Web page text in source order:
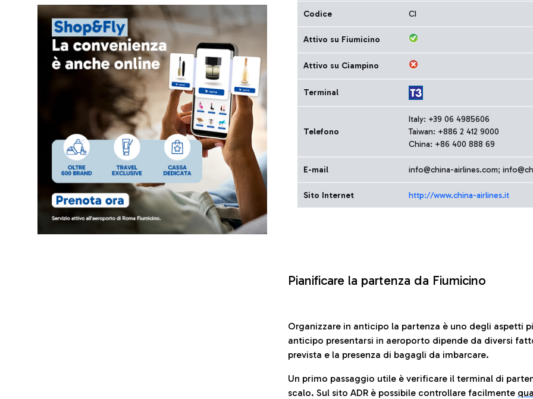
Codice CI
Attivo su Fiumicino
Attivo su Ciampino
Terminal
Telefono
Italy: +39 06 4985606
Taiwan: +886 2 412 9000
China: +86 400 888 69
E-mail info@china-airlines.com;
Sito Internet http://www.china-airlines.it
Pianificare la partenza da Fiumicino
Organizzare in anticipo la partenza è uno degli aspetti
anticipo presentarsi in aeroporto dipende da diversi
prevista e la presenza di bagagli da imbarcare.
Un primo passaggio utile è verificare il terminal di
scalo. Sul sito ADR è possibile controllare facilmente